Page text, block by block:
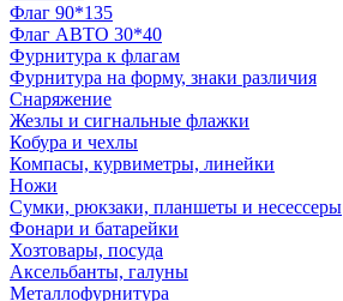
Флаг 90*135
Флаг АВТО 30*40
Фурнитура к флагам
Фурнитура на форму, знаки различия
Снаряжение
Жезлы и сигнальные флажки
Кобура и чехлы
Компасы, курвиметры, линейки
Ножи
Сумки, рюкзаки, планшеты и несессеры
Фонари и батарейки
Хозтовары, посуда
Аксельбанты, галуны
Металлофурнитура